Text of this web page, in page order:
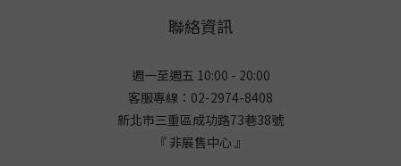
聯絡資訊
週一至週五 10:00 - 20:00
客服專線：02-2974-8408
新北市三重區成功路73巷38號
『 非展售中心 』